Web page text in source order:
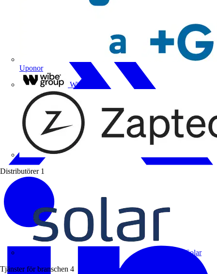
Uponor
Wibe Group
Distributörer 1
Solar
Tjänster för branschen 4